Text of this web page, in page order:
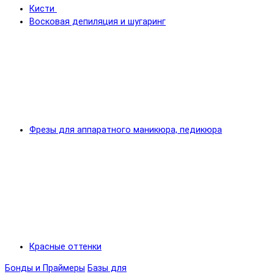
Кисти
Восковая депиляция и шугаринг
Фрезы для аппаратного маникюра, педикюра
Красные оттенки
Бонды и Праймеры Базы для